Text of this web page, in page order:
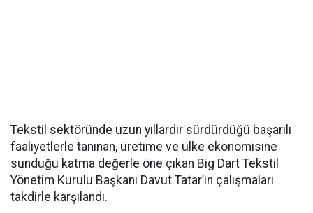
Tekstil sektöründe uzun yıllardır sürdürdüğü başarılı
faaliyetlerle tanınan, üretime ve ülke ekonomisine
sunduğu katma değerle öne çıkan Big Dart Tekstil
Yönetim Kurulu Başkanı Davut Tatar’ın çalışmaları
takdirle karşılandı.